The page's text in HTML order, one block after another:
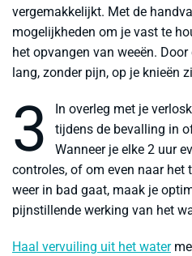
vergemakkelijkt. Met de
mogelijkheden om je vast te
het opvangen van weeën.
lang, zonder pijn, op je knieën
3
In overleg met je
tijdens de bevalling in
Wanneer je elke 2 uur
controles, of om even naar het
weer in bad gaat, maak je
pijnstillende werking van het
Haal vervuiling uit het water